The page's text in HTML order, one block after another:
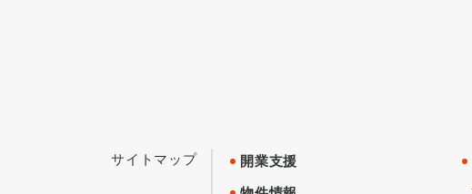
サイトマップ 開業支援